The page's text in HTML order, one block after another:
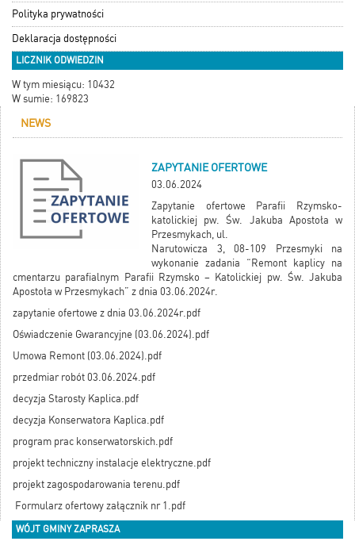
Polityka prywatności
Deklaracja dostępności
LICZNIK ODWIEDZIN
W tym miesiącu: 10432
W sumie: 169823
NEWS
ZAPYTANIE OFERTOWE
03.06.2024
Zapytanie ofertowe Parafii Rzymsko-
katolickiej pw. Św. Jakuba Apostoła w
Przesmykach, ul.
Narutowicza 3, 08-109 Przesmyki na
wykonanie zadania “Remont kaplicy na
cmentarzu parafialnym Parafii Rzymsko – Katolickiej pw. Św. Jakuba
Apostoła w Przesmykach” z dnia 03.06.2024r.
zapytanie ofertowe z dnia 03.06.2024r.pdf
Oświadczenie Gwarancyjne (03.06.2024).pdf
Umowa Remont (03.06.2024).pdf
przedmiar robót 03.06.2024.pdf
decyzja Starosty Kaplica.pdf
decyzja Konserwatora Kaplica.pdf
program prac konserwatorskich.pdf
projekt techniczny instalacje elektryczne.pdf
projekt zagospodarowania terenu.pdf
Formularz ofertowy załącznik nr 1.pdf
WÓJT GMINY ZAPRASZA